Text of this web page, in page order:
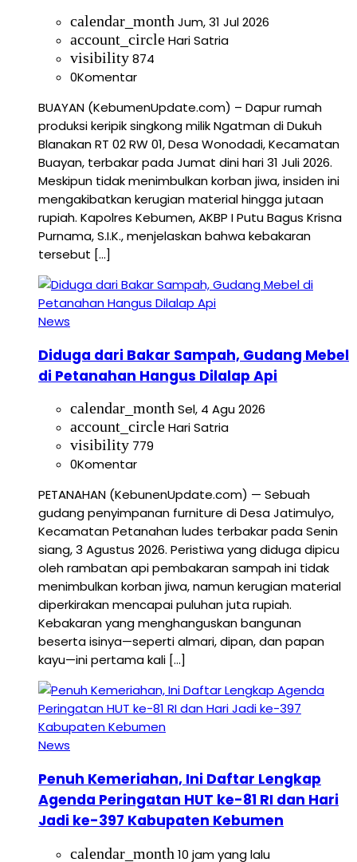
calendar_monthJum, 31 Jul 2026
account_circleHari Satria
visibility874
0Komentar
BUAYAN (KebumenUpdate.com) – Dapur rumah
produksi keripik singkong milik Ngatman di Dukuh
Blanakan RT 02 RW 01, Desa Wonodadi, Kecamatan
Buayan, terbakar pada Jumat dini hari 31 Juli 2026.
Meskipun tidak menimbulkan korban jiwa, insiden ini
mengakibatkan kerugian material hingga jutaan
rupiah. Kapolres Kebumen, AKBP I Putu Bagus Krisna
Purnama, S.I.K., menjelaskan bahwa kebakaran
tersebut […]
News
Diduga dari Bakar Sampah, Gudang Mebel
di Petanahan Hangus Dilalap Api
calendar_monthSel, 4 Agu 2026
account_circleHari Satria
visibility 779
0Komentar
PETANAHAN (KebunenUpdate.com) — Sebuah
gudang penyimpanan furniture di Desa Jatimulyo,
Kecamatan Petanahan ludes terbakar pada Senin
siang, 3 Agustus 2026. Peristiwa yang diduga dipicu
oleh rambatan api pembakaran sampah ini tidak
menimbulkan korban jiwa, namun kerugian material
diperkirakan mencapai puluhan juta rupiah.
Kebakaran yang menghanguskan bangunan
beserta isinya—seperti almari, dipan, dan papan
kayu—ini pertama kali […]
News
Penuh Kemeriahan, Ini Daftar Lengkap
Agenda Peringatan HUT ke-81 RI dan Hari
Jadi ke-397 Kabupaten Kebumen
calendar_month 10 jam yang lalu